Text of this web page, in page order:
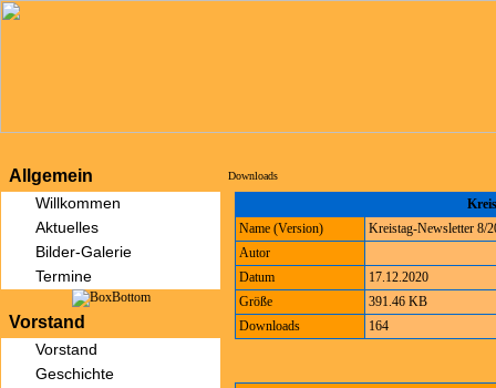
Allgemein
Willkommen
Aktuelles
Bilder-Galerie
Termine
Vorstand
Vorstand
Geschichte
Downloads
Name (Version)
Kreistag-Newsletter 8/
Autor
Datum
17.12.2020
Größe
391.46 KB
Downloads
164